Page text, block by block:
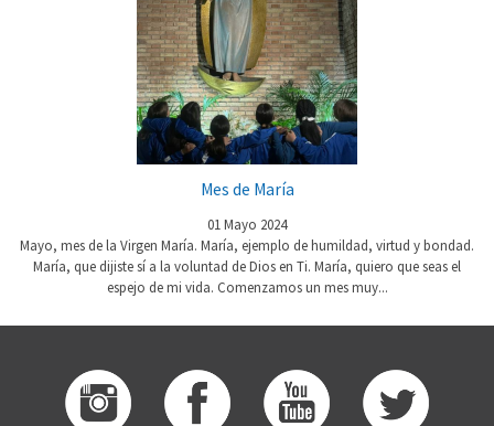
Mes de María
01 Mayo 2024
Mayo, mes de la Virgen María. María, ejemplo de humildad, virtud y bondad.
María, que dijiste sí a la voluntad de Dios en Ti. María, quiero que seas el
espejo de mi vida. Comenzamos un mes muy...